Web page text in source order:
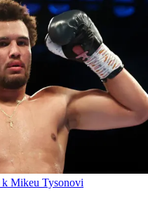
k Mikeu Tysonovi